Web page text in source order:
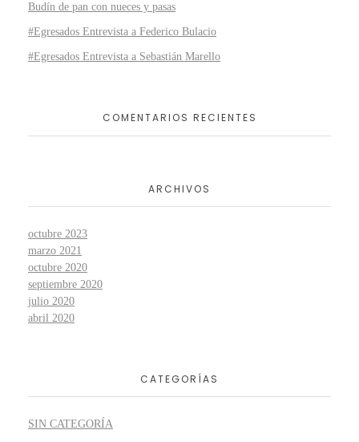
Budín de pan con nueces y pasas
#Egresados Entrevista a Federico Bulacio
#Egresados Entrevista a Sebastián Marello
COMENTARIOS RECIENTES
ARCHIVOS
octubre 2023
marzo 2021
octubre 2020
septiembre 2020
julio 2020
abril 2020
CATEGORÍAS
SIN CATEGORÍA